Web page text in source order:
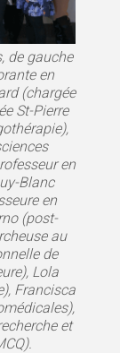
de gauche
en
(chargée
St-Pierre
en
Blanc
en
(post-
au
de
Lola
Francisca
et